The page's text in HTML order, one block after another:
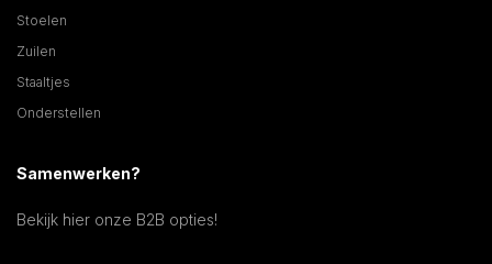
Stoelen
Zuilen
Staaltjes
Onderstellen
Samenwerken?
Bekijk hier onze B2B opties!